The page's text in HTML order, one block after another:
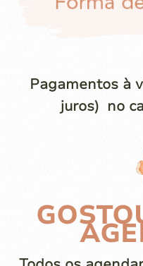
Pagamentos à
juros) no